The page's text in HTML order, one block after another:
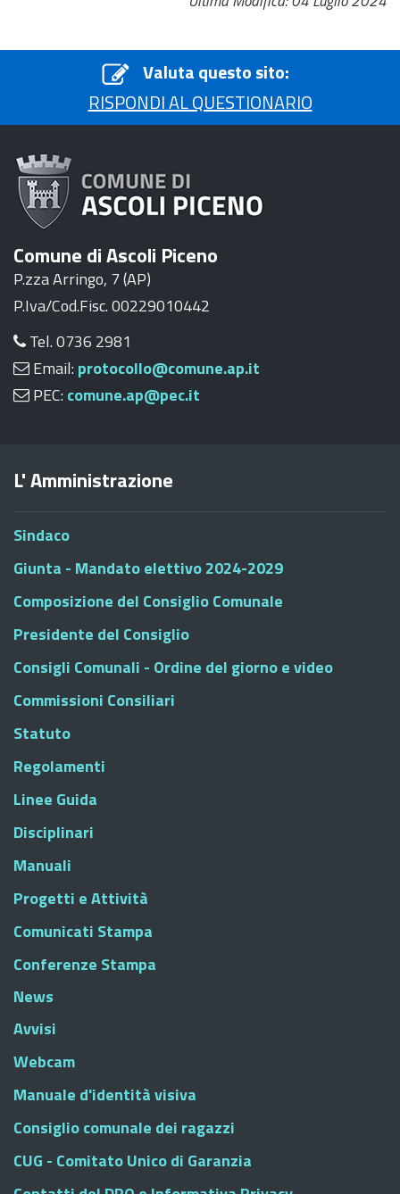
Valuta questo sito:
RISPONDI AL QUESTIONARIO
Comune di Ascoli Piceno
P.zza Arringo, 7 (AP)
P.Iva/Cod.Fisc. 00229010442
Tel. 0736 2981
Email: protocollo@comune.ap.it
PEC: comune.ap@pec.it
L' Amministrazione
Sindaco
Giunta - Mandato elettivo 2024-2029
Composizione del Consiglio Comunale
Presidente del Consiglio
Consigli Comunali - Ordine del giorno e video
Commissioni Consiliari
Statuto
Regolamenti
Linee Guida
Disciplinari
Manuali
Progetti e Attività
Comunicati Stampa
Conferenze Stampa
News
Avvisi
Webcam
Manuale d'identità visiva
Consiglio comunale dei ragazzi
CUG - Comitato Unico di Garanzia